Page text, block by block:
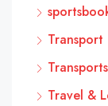
Transport
Transports
Travel &